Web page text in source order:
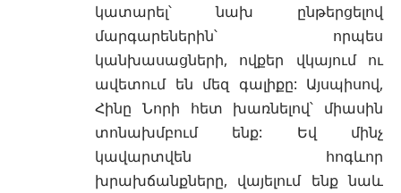
կատարել՝ նախ ընթերցելով
մարգարեներին՝ որպես
կանխասացների, ովքեր վկայում ու
ավետում են մեզ գալիքը: Այսպիսով,
Հինը Նորի հետ խառնելով՝ միասին
տոնախմբում ենք: Եվ մինչ
կավարտվեն հոգևոր
խրախճանքները, վայելում ենք նաև